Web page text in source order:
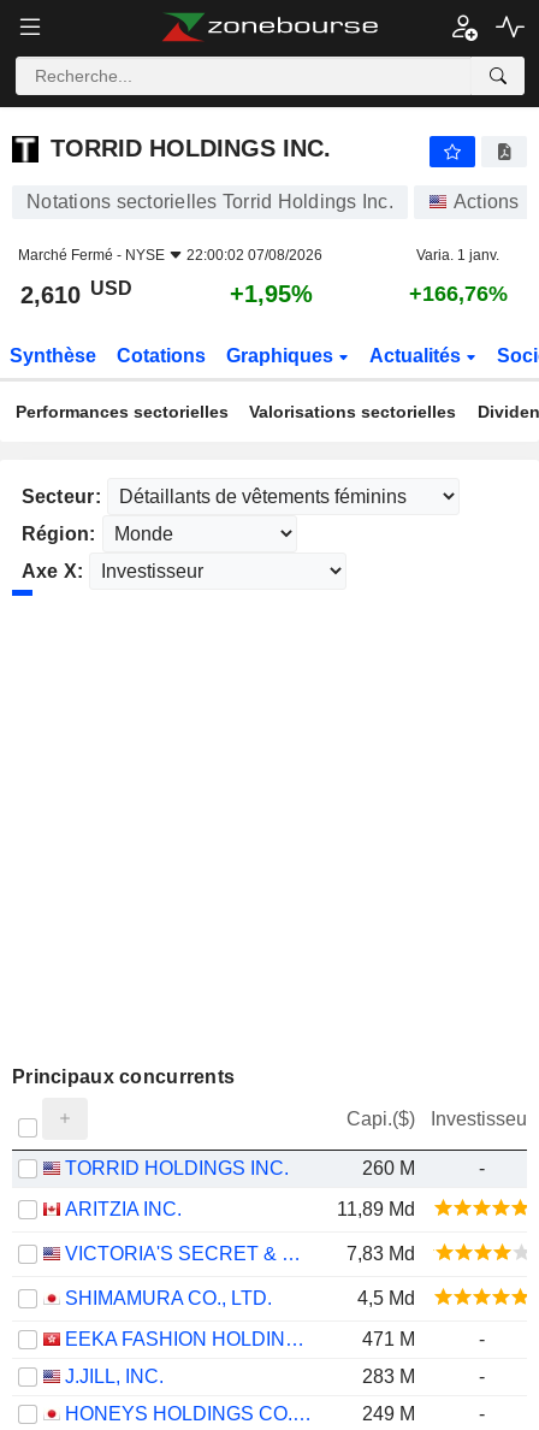
TORRID HOLDINGS INC.
TORRID HOLDINGS INC.
Notations sectorielles Torrid Holdings Inc. Actions
Marché Fermé - NYSE 22:00:02 07/08/2026 Varia. 1 janv.
2,610 USD +1,95% +166,76%
Synthèse Cotations Graphiques Actualités
Performances sectorielles Valorisations sectorielles
Secteur:
Région:
Axe X:
Principaux concurrents
Capi.($) Investisseur
TORRID HOLDINGS INC. 260 M
-
ARITZIA INC.
11,89 Md
VICTORIA'S SECRET & CO. 7,83 Md
SHIMAMURA CO., LTD.
4,5 Md
EEKA FASHION HOLDINGS LIMITED
471 M
-
J.JILL, INC.
283 M
-
HONEYS HOLDINGS CO., LTD.
249 M
-